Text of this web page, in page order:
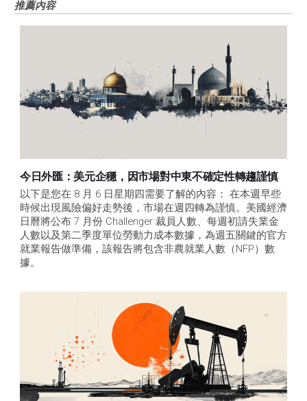
推薦內容
今日外匯：美元企穩，因市場對中東不確定性轉趨謹慎
以下是您在 8 月 6 日星期四需要了解的內容： 在本週早些
時候出現風險偏好走勢後，市場在週四轉為謹慎。美國經濟
日曆將公布 7 月份 Challenger 裁員人數、每週初請失業金
人數以及第二季度單位勞動力成本數據，為週五關鍵的官方
就業報告做準備，該報告將包含非農就業人數（NFP）數
據。